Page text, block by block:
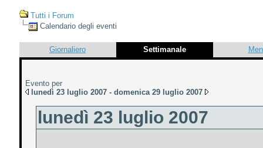
Tutti i Forum
Calendario degli eventi
Giornaliero Settimanale
Evento per
lunedì 23 luglio 2007 - domenica 29 luglio 2007
lunedì 23 luglio 2007